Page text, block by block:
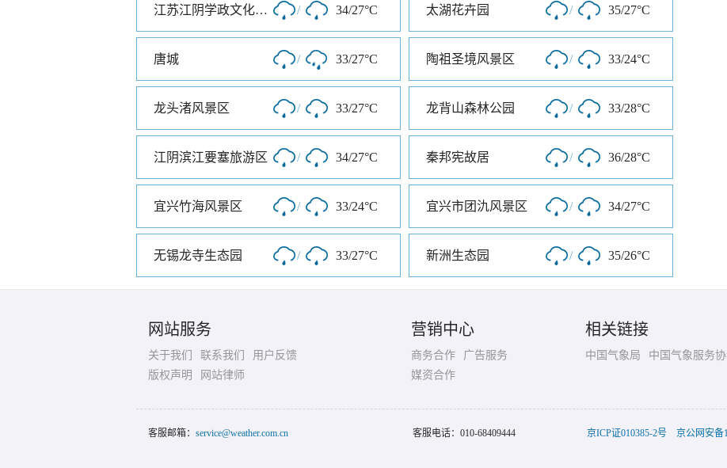
江苏江阴学政文化旅游区 / 34/27°C 太湖花卉园 / 35/27°C
唐城 / 33/27°C 陶祖圣境风景区 / 33/24°C
龙头渚风景区 / 33/27°C 龙背山森林公园 / 33/28°C
江阴滨江要塞旅游区 / 34/27°C 秦邦宪故居 / 36/28°C
宜兴竹海风景区 / 33/24°C 宜兴市团氿风景区 / 34/27°C
无锡龙寺生态园 / 33/27°C 新洲生态园 / 35/26°C
网站服务
关于我们 联系我们
用户反馈
版权声明
网站律师
营销中心
商务合作
广告服务
媒资合作
相关链接
中国气象局 中国气象服务
客服邮箱： service@weather.com.cn 客服电话： 010-68409444 京ICP证010385-2号 京公网安备